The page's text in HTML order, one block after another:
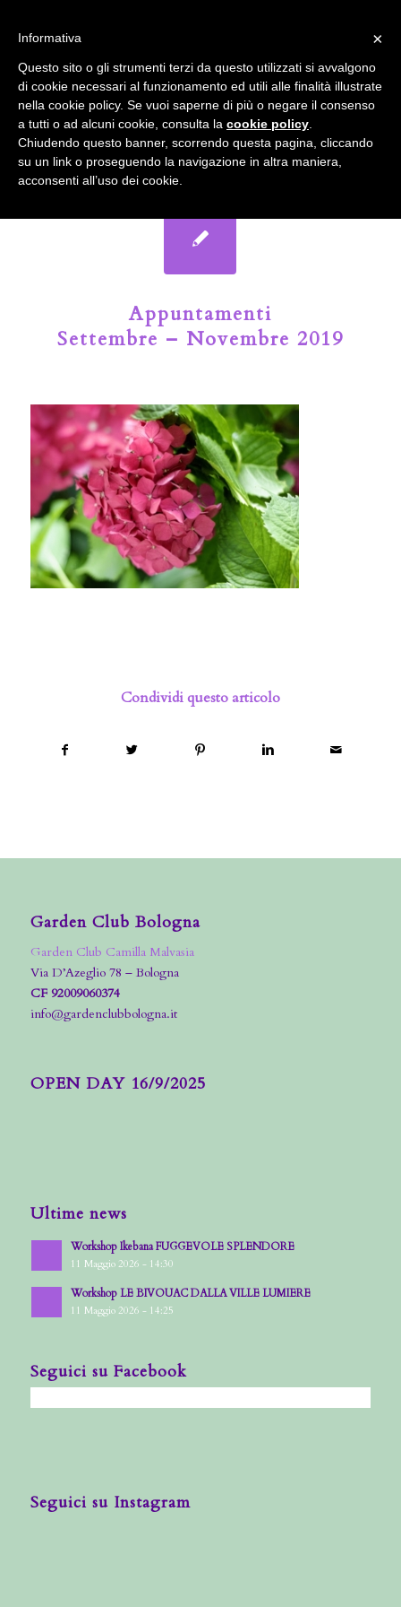
Il Blog del Garden Club di Bologna
Appuntamenti
Settembre – Novembre 2019
Condividi questo articolo
Garden Club Bologna
Garden Club Camilla Malvasia
Via D’Azeglio 78 – Bologna
CF 92009060374
info@gardenclubbologna.it
OPEN DAY 16/9/2025
Ultime news
Workshop Ikebana FUGGEVOLE SPLENDORE
11 Maggio 2026 - 14:30
Workshop LE BIVOUAC DALLA VILLE LUMIERE
11 Maggio 2026 - 14:25
Seguici su Facebook
Seguici su Instagram
×
Informativa
Questo sito o gli strumenti terzi da questo utilizzati si avvalgono
di cookie necessari al funzionamento ed utili alle finalità illustrate
nella cookie policy. Se vuoi saperne di più o negare il consenso
a tutti o ad alcuni cookie, consulta la cookie policy
Chiudendo questo banner, scorrendo questa pagina, cliccando
su un link o proseguendo la navigazione in altra maniera,
acconsenti all’uso dei cookie.